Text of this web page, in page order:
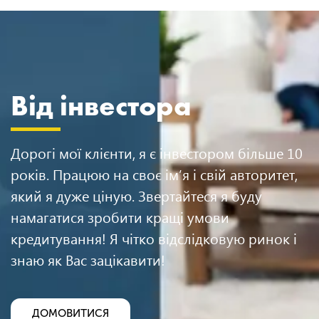
Від інвестора
Дорогі мої клієнти, я є інвестором більше 10
років. Працюю на своє ім’я і свій авторитет,
який я дуже ціную. Звертайтеся я буду
намагатися зробити кращі умови
кредитування! Я чітко відслідковую ринок і
знаю як Вас зацікавити!
ДОМОВИТИСЯ